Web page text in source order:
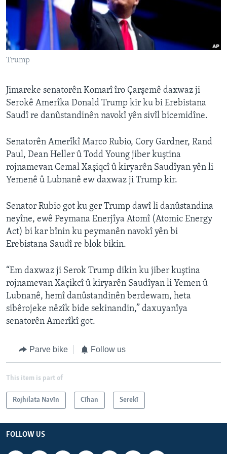
ÇAND Û HUNER
SERNIVÎS
SORANÎ
FOLLOW US
Zimanên Din
Trump
Jimareke senatorên Komarî îro Çarşemê daxwaz ji
Serokê Amerîka Donald Trump kir ku bi Erebistana
Saudî re danûstandinên navokî yên sivîl bicemidîne.
Senatorên Amerîkî Marco Rubio, Cory Gardner, Rand
Paul, Dean Heller û Todd Young jiber kuştina
rojnamevan Cemal Xaşiqcî û kiryarên Saudîyan yên li
Yemenê û Lubnanê ew daxwaz ji Trump kir.
Senator Rubio got ku ger Trump dawî li danûstandina
neyîne, ewê Peymana Enerjîya Atomî (Atomic Energy
Act) bi kar bînin ku peymanên navokî yên bi
Erebistana Saudî re blok bikin.
“Em daxwaz ji Serok Trump dikin ku jiber kuştina
rojnamevan Xaçikcî û kiryarên Saudîyan li Yemen û
Lubnanê, hemî danûstandinên berdewam, heta
sibêrojeke nêzîk bide sekinandin,” daxuyanîya
senatorên Amerîkî got.
Parve bike Follow us
This item is part of
Rojhilata Navîn Cîhan Serekî
FOLLOW US